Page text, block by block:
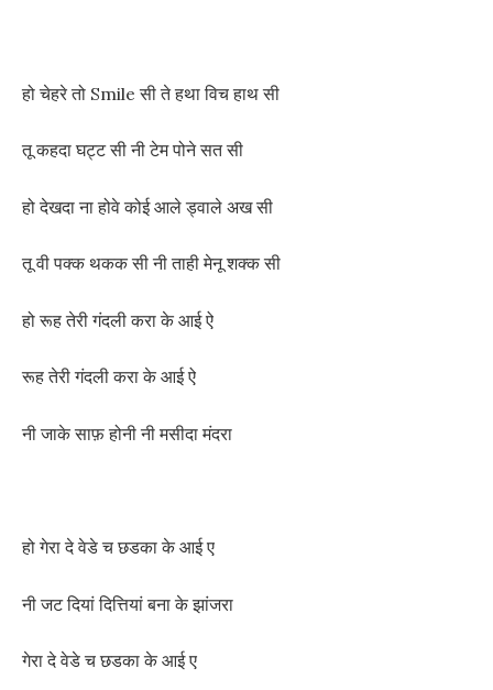
हो चेहरे तो Smile सी ते हथा विच हाथ सी
तू कहदा घट्ट सी नी टेम पोने सत सी
हो देखदा ना होवे कोई आले ड्वाले अख सी
तू वी पक्क थकक सी नी ताही मेनू शक्क सी
हो रूह तेरी गंदली करा के आई ऐ
रूह तेरी गंदली करा के आई ऐ
नी जाके साफ़ होनी नी मसीदा मंदरा
हो गेरा दे वेडे च छडका के आई ए
नी जट दियां दित्तियां बना के झांजरा
गेरा दे वेडे च छडका के आई ए